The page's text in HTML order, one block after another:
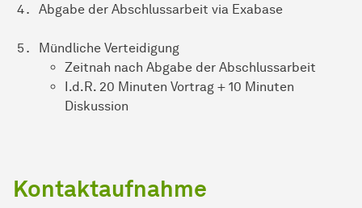
Abgabe der Abschlussarbeit via Exabase
Mündliche Verteidigung
Zeitnah nach Abgabe der Abschlussarbeit
I.d.R. 20 Minuten Vortrag + 10 Minuten
Diskussion
Kontaktaufnahme